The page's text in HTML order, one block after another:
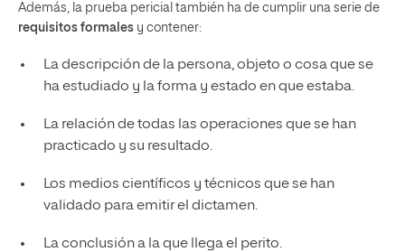
Además, la prueba pericial también ha de cumplir una serie de
requisitos formales y contener:
La descripción de la persona, objeto o cosa que se
ha estudiado y la forma y estado en que estaba.
La relación de todas las operaciones que se han
practicado y su resultado.
Los medios científicos y técnicos que se han
validado para emitir el dictamen.
La conclusión a la que llega el perito.